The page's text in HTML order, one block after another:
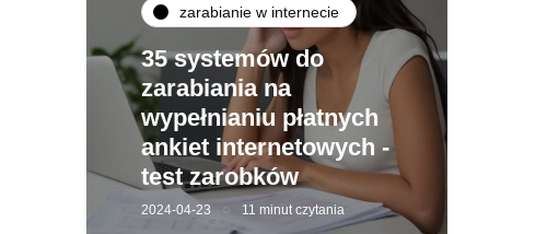
zarabianie w internecie
35 systemów do
zarabiania na
wypełnianiu płatnych
ankiet internetowych -
test zarobków
2024-04-23 11 minut czytania